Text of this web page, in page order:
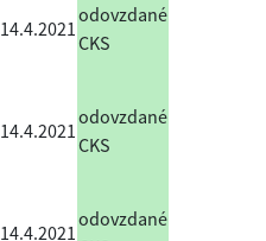
14.4.2021
odovzdané
CKS
14.4.2021
odovzdané
CKS
14.4.2021
odovzdané